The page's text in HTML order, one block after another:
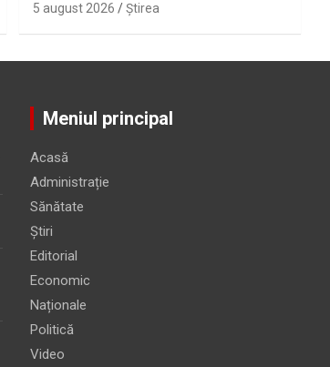
5 august 2026 Ştirea
Meniul principal
Acasă
Administrație
Sănătate
Știri
Editorial
Economic
Naționale
Politică
Video